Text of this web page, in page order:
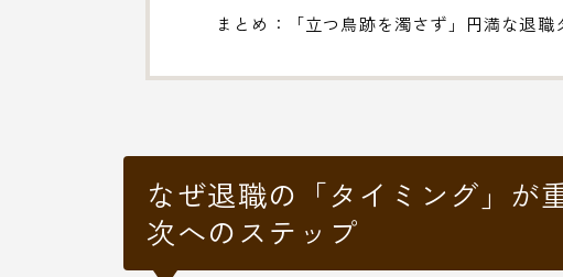
まとめ：「立つ鳥跡を濁さず」円満な退
なぜ退職の「タイミング」が
次へのステップ